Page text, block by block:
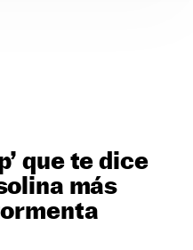
que te dice
más